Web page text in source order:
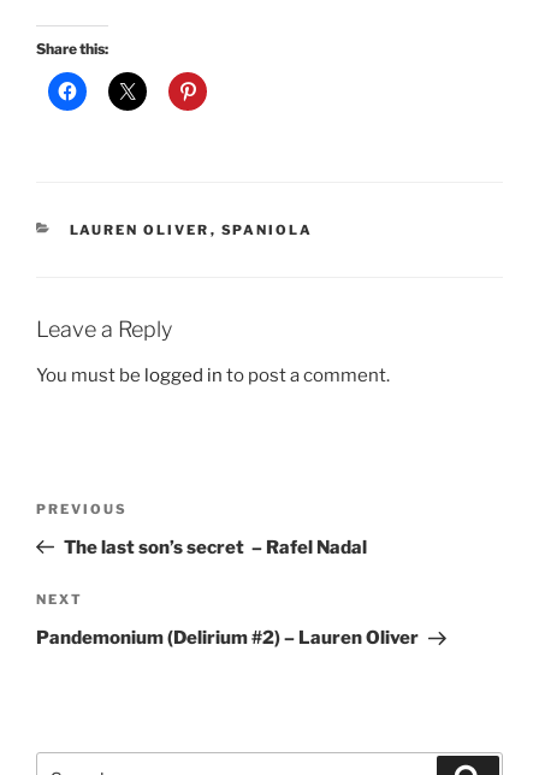
Share this:
CATEGORIES
LAUREN OLIVER , SPANIOLA
Leave a Reply
You must be logged in to post a comment.
Previous
Post
PREVIOUS
The last son’s secret – Rafel Nadal
Next
Post
NEXT
Pandemonium (Delirium #2) – Lauren Oliver